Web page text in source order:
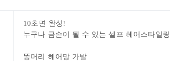
10초면 완성!
누구나 금손이 될 수 있는 셀프 헤어스타일링
똥머리 헤어망 가발